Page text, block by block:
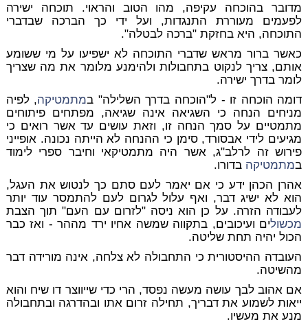
מדובר בהוכחה עקיפה, מהו הטוב והראוי. תוכחה ישירה
לפעמים מעוררת התנגדות, ועל ידי כך הברכה שבדברי
התוכחה, היא בחזקת "ברכה לבטלה".
כאשר ברור מראש שדברי התוכחה לא ישפיעו על מי ששומע
אותם, צריך לנקוט בתחבולות ולהימנע מלומר את מה שצריך
לומר בדרך ישירה.
דומה הוכחה זו - ל"הוכחה בדרך השלילה" במתמטיקה, לפיה
מניחים הנחה כי השגיאה אינה שגיאה, מפתחים פיתוחים
מתמטיים על סמך הנחה זו, וזאת עושים עד אשר רואים כי
מגיעים לידי אבסורד, סימן כי ההנחה לא הייתה נכונה. אופייני
פירוש זה לרלב"ג, אשר היה מתמטיקאי וחיבר ספרי לימוד
במתמטיקה בדורו.
אהרן הכהן ידע כי אם יאמר לעם סתם כך לנטוש את העגל,
הוא לא ישיג דבר, ואף עלול לגרום לעם להתמסר עוד יותר
לעבודה הזרה. על כן הוא ניסה "לזרום עם העם" תוך הצבת
מכשולים ועיכובים, בתקווה שמשה אחיו ירד מההר - ואז כבר
הכול יהיה תחת שליטה.
העובדה ההיסטורית כי התחבולה לא צלחה, אינה מורידה דבר
מהשיטה.
אם אהוב לבך עושה מעשה נפסד, הרי כדי שייווצר דו שיח והוא
ייאות לשמוע את דבריך, תחילה זרום אתו ובהדרגה ובתחבולה
מנע את מעשיו.